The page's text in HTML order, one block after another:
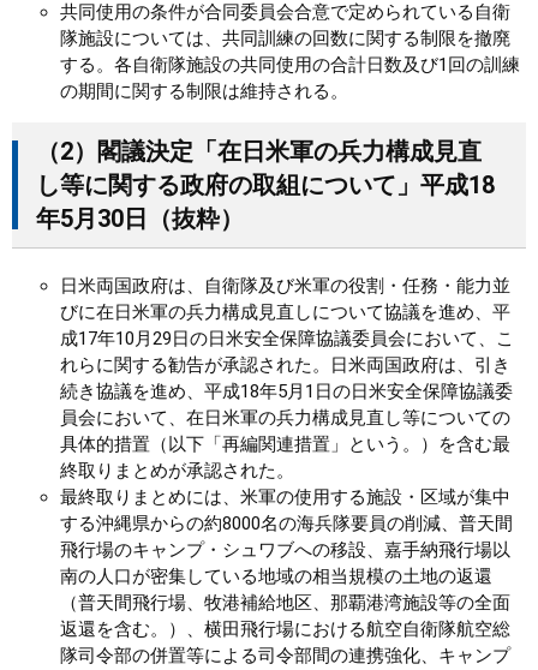
共同使用の条件が合同委員会合意で定められている自衛
隊施設については、共同訓練の回数に関する制限を撤廃
する。各自衛隊施設の共同使用の合計日数及び1回の訓練
の期間に関する制限は維持される。
（2）閣議決定「在日米軍の兵力構成見直
し等に関する政府の取組について」平成18
年5月30日（抜粋）
日米両国政府は、自衛隊及び米軍の役割・任務・能力並
びに在日米軍の兵力構成見直しについて協議を進め、平
成17年10月29日の日米安全保障協議委員会において、こ
れらに関する勧告が承認された。日米両国政府は、引き
続き協議を進め、平成18年5月1日の日米安全保障協議委
員会において、在日米軍の兵力構成見直し等についての
具体的措置（以下「再編関連措置」という。）を含む最
終取りまとめが承認された。
最終取りまとめには、米軍の使用する施設・区域が集中
する沖縄県からの約8000名の海兵隊要員の削減、普天間
飛行場のキャンプ・シュワブへの移設、嘉手納飛行場以
南の人口が密集している地域の相当規模の土地の返還
（普天間飛行場、牧港補給地区、那覇港湾施設等の全面
返還を含む。）、横田飛行場における航空自衛隊航空総
隊司令部の併置等による司令部間の連携強化、キャンプ